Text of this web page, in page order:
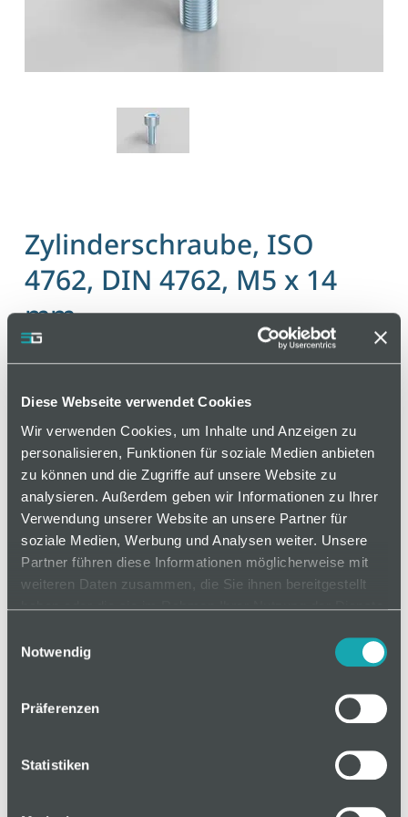
Diese Webseite verwendet Cookies
Wir verwenden Cookies, um Inhalte und Anzeigen zu
personalisieren, Funktionen für soziale Medien anbieten
zu können und die Zugriffe auf unsere Website zu
analysieren. Außerdem geben wir Informationen zu Ihrer
Verwendung unserer Website an unsere Partner für
soziale Medien, Werbung und Analysen weiter. Unsere
Partner führen diese Informationen möglicherweise mit
weiteren Daten zusammen, die Sie ihnen bereitgestellt
haben oder die sie im Rahmen Ihrer Nutzung der Dienste
Notwendig
Präferenzen
Statistiken
Zylinderschraube, ISO
4762, DIN 4762, M5 x 14
mm
Artikelnummer 110000179 / Alte Materialnummer:
Normschraube
auf Anfrage
Mindestbestellmenge: 1